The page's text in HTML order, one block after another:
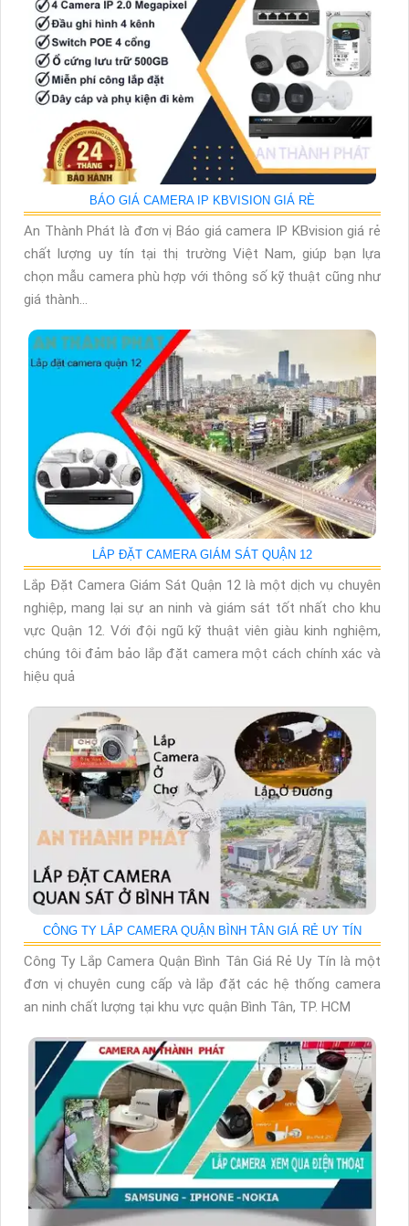
BÁO GIÁ CAMERA IP KBVISION GIÁ RÈ
An Thành Phát là đơn vị Báo giá camera IP KBvision giá rẻ
chất lượng uy tín tại thị trường Việt Nam, giúp bạn lựa
chọn mẫu camera phù hợp với thông số kỹ thuật cũng như
giá thành...
LẮP ĐẶT CAMERA GIÁM SÁT QUẬN 12
Lắp Đặt Camera Giám Sát Quận 12 là một dịch vụ chuyên
nghiệp, mang lại sự an ninh và giám sát tốt nhất cho khu
vực Quận 12. Với đội ngũ kỹ thuật viên giàu kinh nghiệm,
chúng tôi đảm bảo lắp đặt camera một cách chính xác và
hiệu quả
CÔNG TY LẮP CAMERA QUẬN BÌNH TÂN GIÁ RẺ UY TÍN
Công Ty Lắp Camera Quận Bình Tân Giá Rẻ Uy Tín là một
đơn vị chuyên cung cấp và lắp đặt các hệ thống camera
an ninh chất lượng tại khu vực quận Bình Tân, TP. HCM